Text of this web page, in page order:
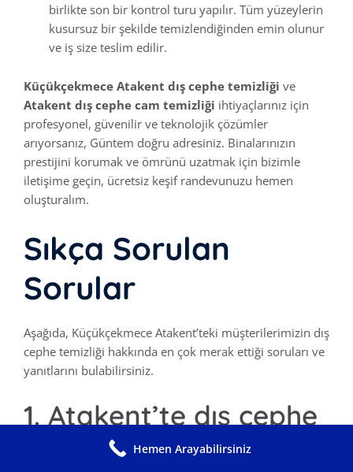
birlikte son bir kontrol turu yapılır. Tüm yüzeylerin
kusursuz bir şekilde temizlendiğinden emin olunur
ve iş size teslim edilir.
Küçükçekmece Atakent dış cephe temizliği ve
Atakent dış cephe cam temizliği ihtiyaçlarınız için
profesyonel, güvenilir ve teknolojik çözümler
arıyorsanız, Güntem doğru adresiniz. Binalarınızın
prestijini korumak ve ömrünü uzatmak için bizimle
iletişime geçin, ücretsiz keşif randevunuzu hemen
oluşturalım.
Sıkça Sorulan
Sorular
Aşağıda, Küçükçekmece Atakent’teki müşterilerimizin dış
cephe temizliği hakkında en çok merak ettiği soruları ve
yanıtlarını bulabilirsiniz.
1. Atakent’te dış cephe
temizliği ne sıklıkta
Hemen Arayabilirsiniz